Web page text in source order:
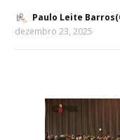
Paulo Leite
dezembro 23, 2025